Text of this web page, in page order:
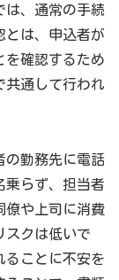
は、通常の手続
とは、申込者が
を確認するため
共通して行われ
の勤務先に電話
乗らず、担当者
僚や上司に消費
スクは低いで
ることに不安を